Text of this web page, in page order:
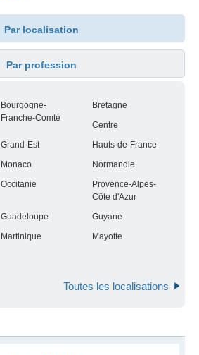
Par localisation
Par profession
Bourgogne-
Franche-Comté
Bretagne
Centre
Grand-Est
Hauts-de-France
Monaco
Normandie
Occitanie
Provence-Alpes-
Côte d'Azur
Guadeloupe
Guyane
Martinique
Mayotte
Toutes les localisations